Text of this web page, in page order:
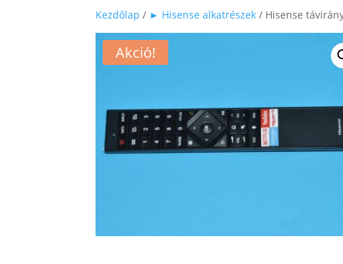
Kezdőlap / ► Hisense alkatrészek / Hisense
Akció!